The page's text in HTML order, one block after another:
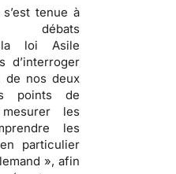
tenue à
débats
la loi Asile
d’interroger
de nos deux
points de
les
les
particulier
», afin